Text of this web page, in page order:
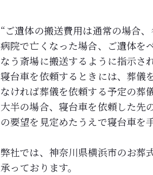
“ご遺体の搬送費用は通常の場合
病院で亡くなった場合、ご遺体を
なう斎場に搬送するように指示さ
寝台車を依頼するときには、葬儀
なければ葬儀を依頼する予定の葬
大半の場合、寝台車を依頼した先
の要望を見定めたうえで寝台車を
弊社では、神奈川県横浜市のお葬
承っております。